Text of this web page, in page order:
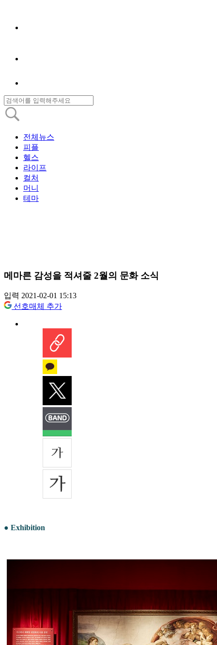
전체뉴스
피플
헬스
라이프
컬처
머니
테마
메마른 감성을 적셔줄 2월의 문화 소식
입력 2021-02-01 15:13
선호매체 추가
● Exhibition